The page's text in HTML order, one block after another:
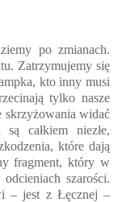
po zmianach.
Zatrzymujemy się
kto inny musi
tylko nasze
skrzyżowania widać
całkiem niezłe,
które dają
fragment, który w
szarości.
– jest z Łęcznej –